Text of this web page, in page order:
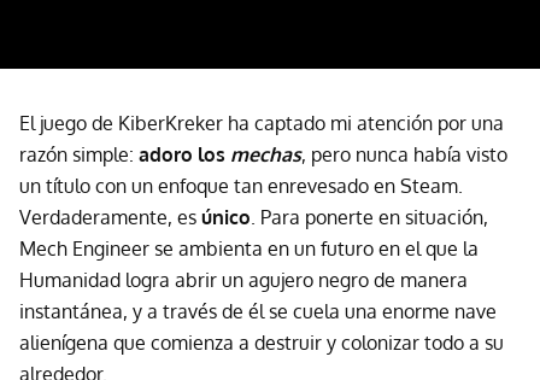
El juego de KiberKreker ha captado mi atención por una
razón simple: adoro los mechas, pero nunca había visto
un título con un enfoque tan enrevesado en Steam.
Verdaderamente, es único. Para ponerte en situación,
Mech Engineer se ambienta en un futuro en el que la
Humanidad logra abrir un agujero negro de manera
instantánea, y a través de él se cuela una enorme nave
alienígena que comienza a destruir y colonizar todo a su
alrededor.